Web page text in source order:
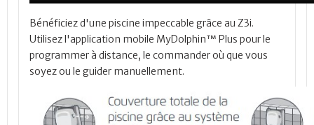
Bénéficiez d'une piscine impeccable grâce au Z3i.
Utilisez l'application mobile MyDolphin™ Plus pour le
programmer à distance, le commander où que vous
soyez ou le guider manuellement.